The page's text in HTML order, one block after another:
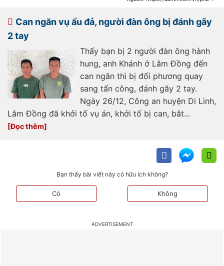
khoi-to-vu-an-
20250320181019458.htm
Can ngăn vụ ẩu đả, người đàn ông bị đánh gãy
2 tay
Thấy bạn bị 2 người đàn ông hành
hung, anh Khánh ở Lâm Đồng đến
can ngăn thì bị đối phương quay
sang tấn công, đánh gãy 2 tay.
Ngày 26/12, Công an huyện Di Linh,
Lâm Đồng đã khởi tố vụ án, khởi tố bị can, bắt...
Bạn thấy bài viết này có hữu ích không?
Có Không